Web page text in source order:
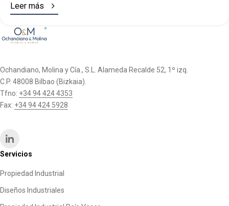
Leer más 
Ochandiano, Molina y Cía., S.L. Alameda Recalde 52, 1º izq.
C.P. 48008 Bilbao (Bizkaia).
Tfno: +34 94 424 4353
Fax: +34 94 424 5928
Servicios
Propiedad Industrial
Diseños Industriales